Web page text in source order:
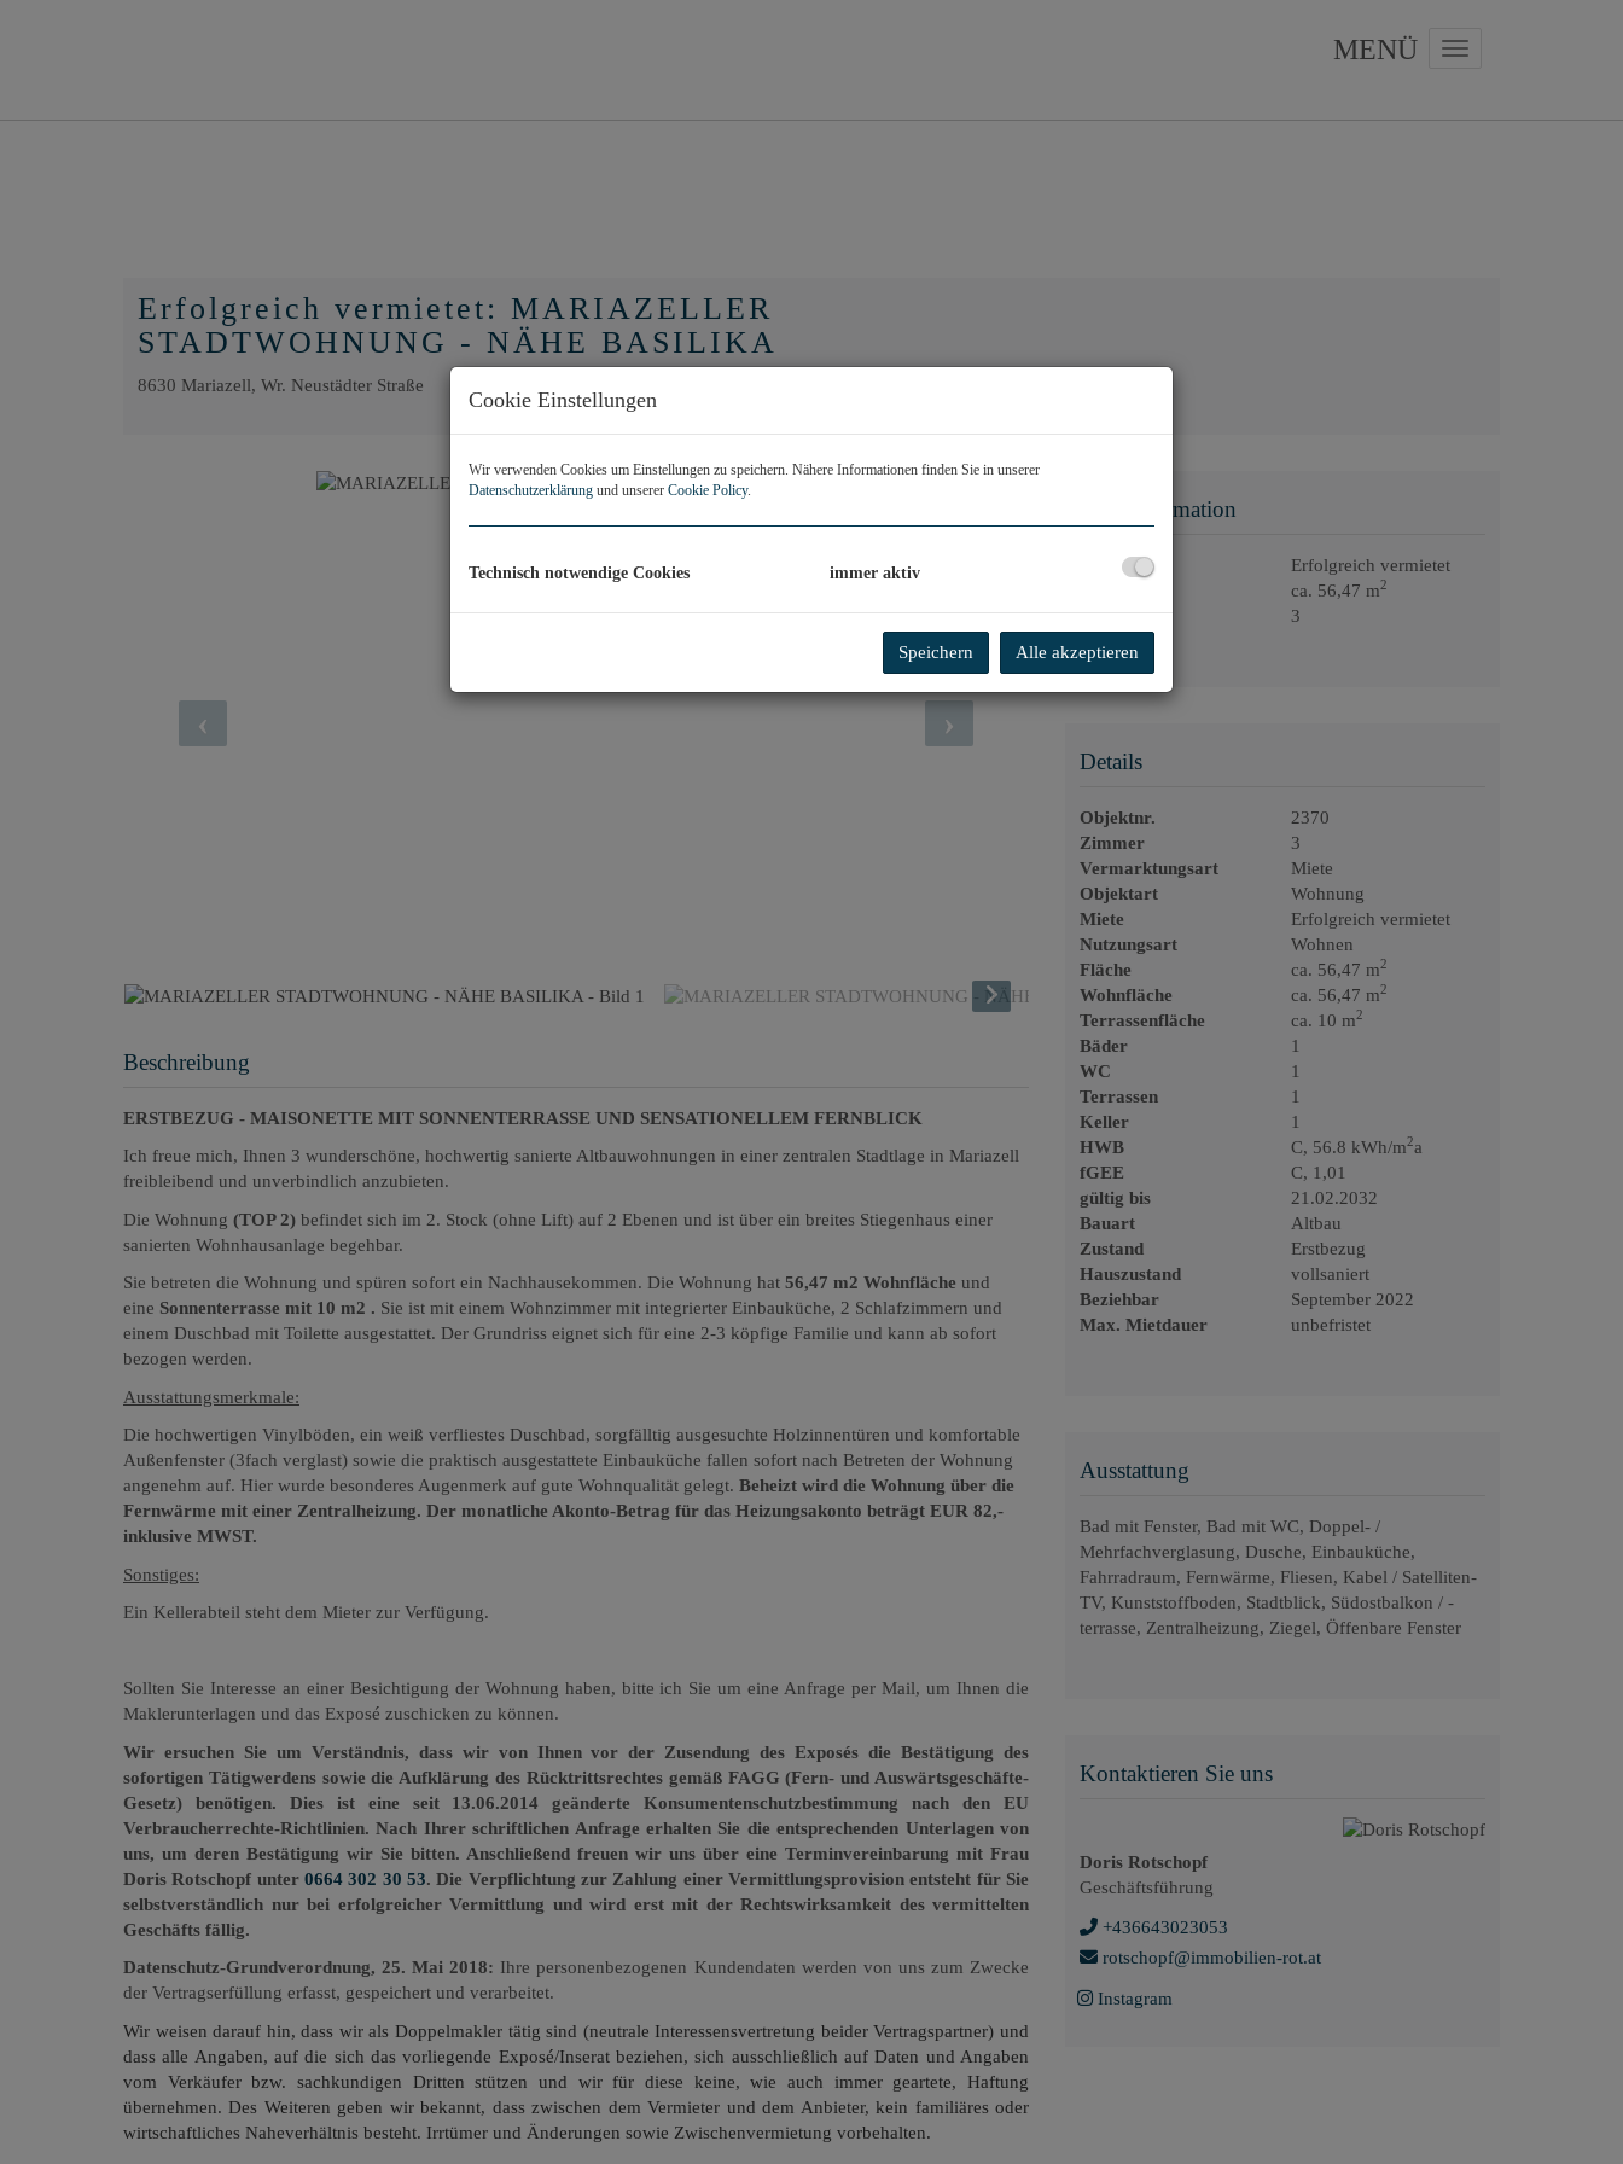
Navigation anzeigen
Erfolgreich vermietet: MARIAZELLER
STADTWOHNUNG - NÄHE BASILIKA
8630 Mariazell, Wr. Neustädter Straße
Beschreibung
ERSTBEZUG - MAISONETTE MIT SONNENTERRASSE UND SENSATIONELLEM FERNBLICK
Ich freue mich, Ihnen 3 wunderschöne, hochwertig sanierte Altbauwohnungen in einer zentralen Stadtlage in Mariazell
freibleibend und unverbindlich anzubieten.
Die Wohnung (TOP 2) befindet sich im 2. Stock (ohne Lift) auf 2 Ebenen und ist über ein breites Stiegenhaus einer
sanierten Wohnhausanlage begehbar.
Sie betreten die Wohnung und spüren sofort ein Nachhausekommen. Die Wohnung hat 56,47 m2 Wohnfläche und
eine Sonnenterrasse mit 10 m2 . Sie ist mit einem Wohnzimmer mit integrierter Einbauküche, 2 Schlafzimmern und
einem Duschbad mit Toilette ausgestattet. Der Grundriss eignet sich für eine 2-3 köpfige Familie und kann ab sofort
bezogen werden.
Ausstattungsmerkmale:
Die hochwertigen Vinylböden, ein weiß verfliestes Duschbad, sorgfälltig ausgesuchte Holzinnentüren und komfortable
Außenfenster (3fach verglast) sowie die praktisch ausgestattete Einbauküche fallen sofort nach Betreten der Wohnung
angenehm auf. Hier wurde besonderes Augenmerk auf gute Wohnqualität gelegt. Beheizt wird die Wohnung über die
Fernwärme mit einer Zentralheizung. Der monatliche Akonto-Betrag für das Heizungsakonto beträgt EUR 82,-
inklusive MWST.
Sonstiges:
Ein Kellerabteil steht dem Mieter zur Verfügung.
Sollten Sie Interesse an einer Besichtigung der Wohnung haben, bitte ich Sie um eine Anfrage per Mail, um Ihnen die
Maklerunterlagen und das Exposé zuschicken zu können.
Wir ersuchen Sie um Verständnis, dass wir von Ihnen vor der Zusendung des Exposés die Bestätigung des
sofortigen Tätigwerdens sowie die Aufklärung des Rücktrittsrechtes gemäß FAGG (Fern- und Auswärtsgeschäfte-
Gesetz) benötigen. Dies ist eine seit 13.06.2014 geänderte Konsumentenschutzbestimmung nach den EU
Verbraucherrechte-Richtlinien. Nach Ihrer schriftlichen Anfrage erhalten Sie die entsprechenden Unterlagen von
uns, um deren Bestätigung wir Sie bitten. Anschließend freuen wir uns über eine Terminvereinbarung mit Frau
Doris Rotschopf unter 0664 302 30 53. Die Verpflichtung zur Zahlung einer Vermittlungsprovision entsteht für Sie
selbstverständlich nur bei erfolgreicher Vermittlung und wird erst mit der Rechtswirksamkeit des vermittelten
Geschäfts fällig.
Datenschutz-Grundverordnung, 25. Mai 2018: Ihre personenbezogenen Kundendaten werden von uns zum Zwecke
der Vertragserfüllung erfasst, gespeichert und verarbeitet.
Wir weisen darauf hin, dass wir als Doppelmakler tätig sind (neutrale Interessensvertretung beider Vertragspartner) und
dass alle Angaben, auf die sich das vorliegende Exposé/Inserat beziehen, sich ausschließlich auf Daten und Angaben
vom Verkäufer bzw. sachkundigen Dritten stützen und wir für diese keine, wie auch immer geartete, Haftung
übernehmen. Des Weiteren geben wir bekannt, dass zwischen dem Vermieter und dem Anbieter, kein familiäres oder
wirtschaftliches Naheverhältnis besteht. Irrtümer und Änderungen sowie Zwischenvermietung vorbehalten.
Basisinformation
Miete
Erfolgreich vermietet
ca. 56,47 m2
Zimmer 3
Details
Objektnr.
2370
Zimmer
3
Vermarktungsart
Miete
Objektart
Wohnung
Miete
Erfolgreich vermietet
Nutzungsart
Wohnen
Fläche
ca. 56,47 m2
Wohnfläche ca. 56,47 m2
Terrassenfläche ca. 10 m2
Bäder
1
WC
1
Terrassen
1
Keller
1
HWB
C, 56.8 kWh/m2a
fGEE
C, 1,01
gültig bis
21.02.2032
Bauart
Altbau
Zustand
Erstbezug
Hauszustand
vollsaniert
Beziehbar
September 2022
Max. Mietdauer
unbefristet
Ausstattung
Bad mit Fenster Bad mit WC
Doppel- /
Mehrfachverglasung
Dusche
Einbauküche
Fahrradraum
Fernwärme Fliesen
Kabel / Satelliten-
TV Kunststoffboden Stadtblick
Südostbalkon / -
terrasse
Zentralheizung Ziegel Öffenbare Fenster
Kontaktieren Sie uns
Doris Rotschopf
Geschäftsführung
+436643023053
rotschopf@immobilien-rot.at
Instagram
Cookie Einstellungen
Wir verwenden Cookies um Einstellungen zu speichern. Nähere Informationen finden Sie in unserer
Datenschutzerklärung und unserer Cookie Policy.
Technisch notwendige Cookies immer aktiv
Speichern Alle akzeptieren